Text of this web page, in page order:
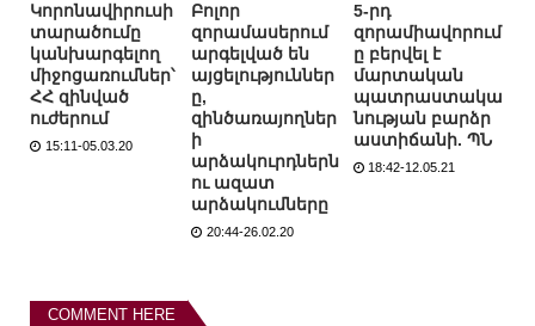
Կորոնավիրուսի
տարածումը
կանխարգելող
միջոցառումներ՝
ՀՀ զինված
ուժերում
15:11-05.03.20
Բոլոր
զորամասերում
արգելված են
այցելություններ
ը,
զինծառայողներ
ի
արձակուրդներն
ու ազատ
արձակումները
20:44-26.02.20
5-րդ
զորամիավորում
ը բերվել է
մարտական
պատրաստակա
նության բարձր
աստիճանի. ՊՆ
18:42-12.05.21
COMMENT HERE